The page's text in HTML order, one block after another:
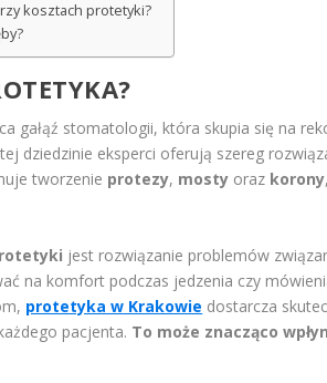
kosztach protetyki?
gałąź stomatologii, która skupia się na
dziedzinie eksperci oferują szereg
tworzenie protezy, mosty oraz korony
jest rozwiązanie problemów
na komfort podczas jedzenia czy
protetyka w Krakowie dostarcza
pacjenta. To może znacząco